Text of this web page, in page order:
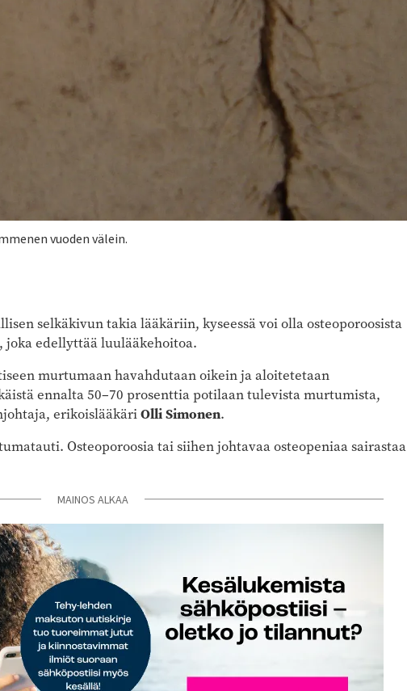
vuoden välein.
selkäkivun takia lääkäriin, kyseessä voi olla osteoporoosista
edellyttää luulääkehoitoa.
murtumaan havahdutaan oikein ja aloitetetaan
ennalta 50–70 prosenttia potilaan tulevista murtumista,
erikoislääkäriOlli Simonen.
Osteoporoosia tai siihen johtavaa osteopeniaa sairastaa
MAINOS ALKAA